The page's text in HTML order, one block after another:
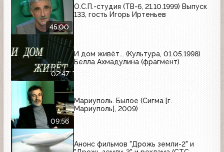
45:00
О.С.П.-студия (ТВ-6, 21.10.1999) Выпуск
133, гость Игорь Иртеньев
02:47
И дом живёт... (Культура, 01.05.1998)
Белла Ахмадулина (фрагмент)
09:56
Мариуполь. Былое (Сигма [г.
Мариуполь], 2009)
Анонс фильмов "Дрожь земли-2" и